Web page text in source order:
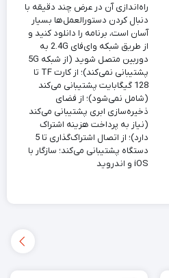
راه‌اندازی آن در عرض چند دقیقه با
دنبال کردن دستورالعمل‌ها بسیار
آسان است، برنامه را دانلود کنید و
از طریق شبکه وای‌فای 2.4G به
دوربین متصل شوید (از شبکه 5G
پشتیبانی نمی‌کند)؛ از کارت TF تا
128 گیگابایت پشتیبانی می‌کند
(شامل نمی‌شود)؛ از فضای
ذخیره‌سازی ابری پشتیبانی می‌کند
(نیاز به پرداخت هزینه اشتراک
دارد)؛ از اتصال اشتراک‌گذاری تا 5
دستگاه پشتیبانی می‌کند؛ سازگار با
iOS و اندروید